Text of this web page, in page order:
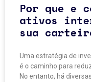
Por que e
ativos
sua
Uma estratégia de
é o caminho para
No entanto, há